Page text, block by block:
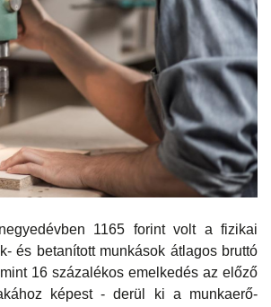
1165 forint volt a fizikai
és betanított munkások átlagos bruttó
16 százalékos emelkedés az előző
képest - derül ki a munkaerő-